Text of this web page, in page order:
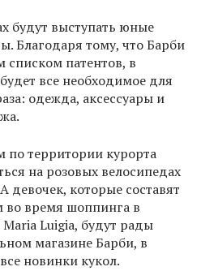
будут выступать юные
Благодаря тому, что Барби
списком патентов, в
все необходимое для
одежда, аксессуары и
по территории курорта
на розовых велосипедах
девочек, которые составят
время шоппинга в
Maria Luigia, будут рады
магазине Барби, в
новинки кукол.